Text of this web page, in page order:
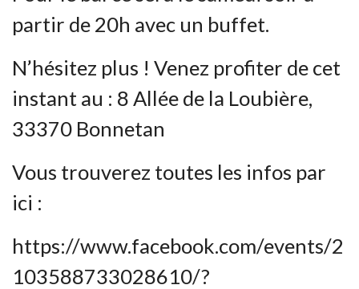
partir de 20h avec un buffet.
N’hésitez plus ! Venez profiter de cet
instant au : 8 Allée de la Loubière,
33370 Bonnetan
Vous trouverez toutes les infos par
ici :
https://www.facebook.com/events/2
103588733028610/?